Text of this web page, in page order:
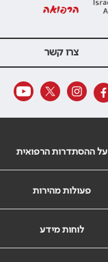
הרפואה
צרו קשר
על ההסתדרות הרפואית
פעולות מהירות
לוחות מידע